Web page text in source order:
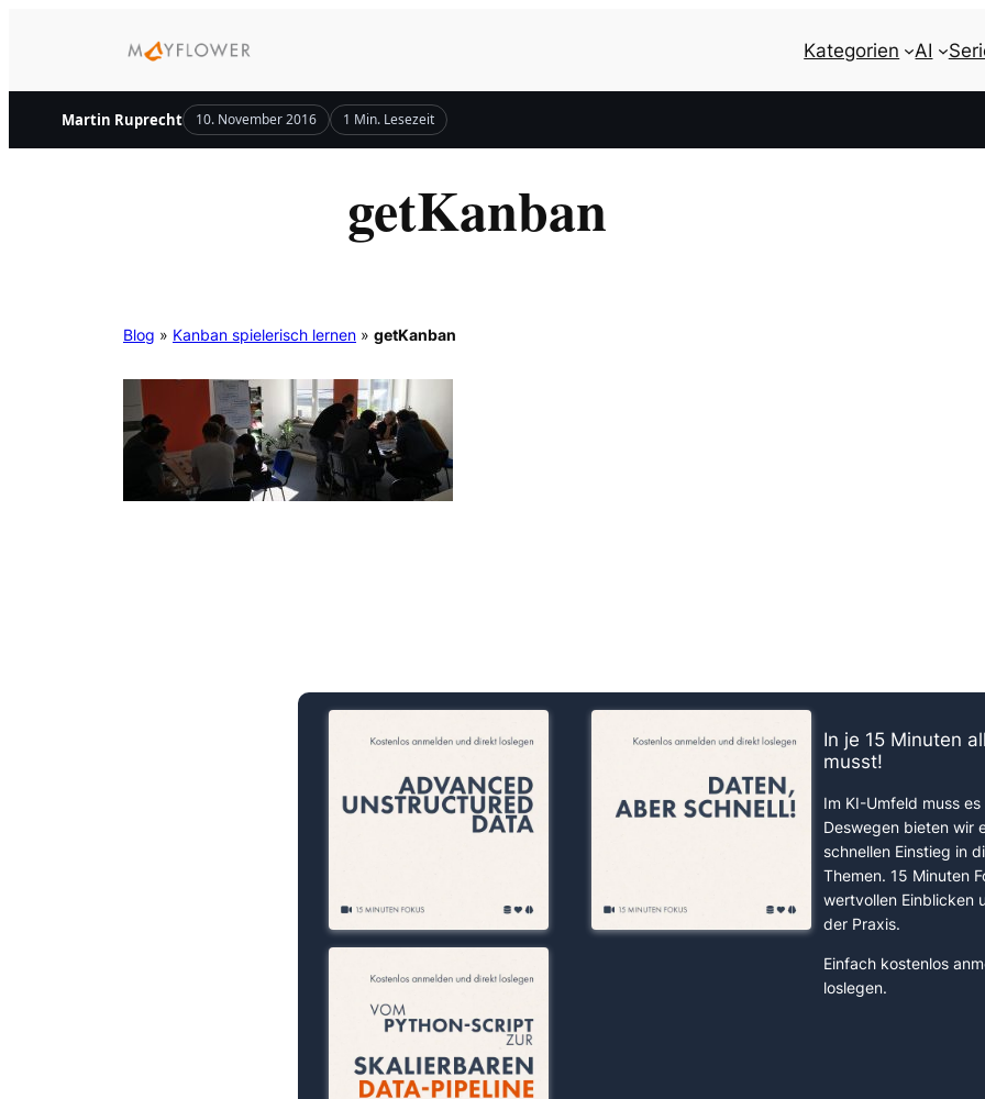
Kategorien AI
Martin Ruprecht 10. November 2016 1 Min. Lesezeit
getKanban
Blog » Kanban spielerisch lernen » getKanban
In je 15 Minuten
musst!
Im KI-Umfeld muss
Deswegen bieten wir
schnellen Einstieg in
Themen. 15 Minuten
wertvollen Einblicken
der Praxis.
Einfach kostenlos
loslegen.